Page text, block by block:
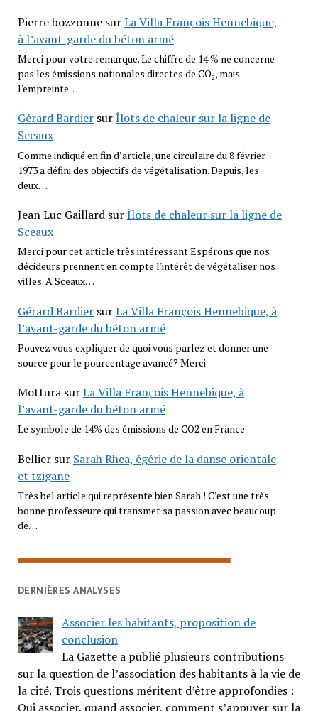
Pierre bozzonnesurLa Villa François Hennebique,
à l’avant-garde du béton armé
Merci pour votre remarque. Le chiffre de 14 % ne concerne
pas les émissions nationales directes de CO₂, mais
l'empreinte…
Gérard BardiersurÎlots de chaleur sur la ligne de
Sceaux
Comme indiqué en fin d’article, une circulaire du 8 février
1973 a défini des objectifs de végétalisation. Depuis, les
deux…
Jean Luc GaillardsurÎlots de chaleur sur la ligne de
Sceaux
Merci pour cet article très intéressant Espérons que nos
décideurs prennent en compte l'intérêt de végétaliser nos
villes. A Sceaux…
Gérard BardiersurLa Villa François Hennebique, à
l’avant-garde du béton armé
Pouvez vous expliquer de quoi vous parlez et donner une
source pour le pourcentage avancé? Merci
MotturasurLa Villa François Hennebique, à
l’avant-garde du béton armé
Le symbole de 14% des émissions de CO2 en France
Belliersur Sarah Rhea, égérie de la danse orientale
et tzigane
Très bel article qui représente bien Sarah ! C’est une très
bonne professeure qui transmet sa passion avec beaucoup
de…
DERNIÈRES ANALYSES
Associer les habitants, proposition de
conclusion
La Gazette a publié plusieurs contributions
sur la question de l’association des habitants à la vie de
la cité. Trois questions méritent d’être approfondies :
Qui associer, quand associer, comment s’appuyer sur la